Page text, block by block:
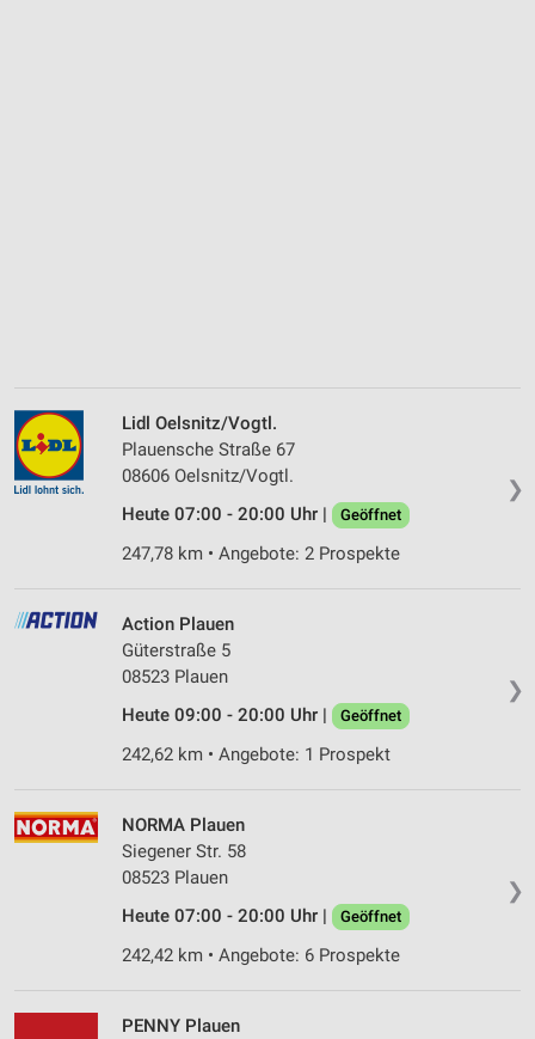
❯
Lidl Oelsnitz/Vogtl.
Plauensche Straße 67
08606 Oelsnitz/Vogtl.
Heute 07:00 - 20:00 Uhr |
Geöffnet
247,78 km • Angebote: 2 Prospekte
❯
Action Plauen
Güterstraße 5
08523 Plauen
Heute 09:00 - 20:00 Uhr |
Geöffnet
242,62 km • Angebote: 1 Prospekt
❯
NORMA Plauen
Siegener Str. 58
08523 Plauen
Heute 07:00 - 20:00 Uhr |
Geöffnet
242,42 km • Angebote: 6 Prospekte
PENNY Plauen